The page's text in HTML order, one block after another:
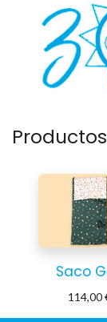
Saco
114,00